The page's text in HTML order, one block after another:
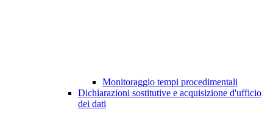
Monitoraggio tempi procedimentali
Dichiarazioni sostitutive e acquisizione d'ufficio
dei dati